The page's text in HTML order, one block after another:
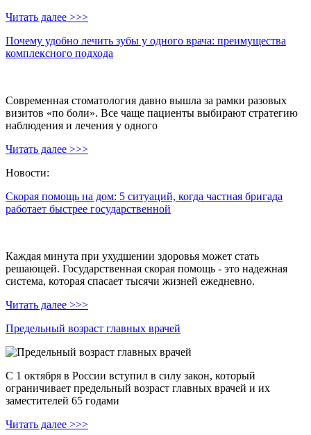
Читать далее >>>
Почему удобно лечить зубы у одного врача: преимущества
комплексного подхода
Современная стоматология давно вышла за рамки разовых
визитов «по боли». Все чаще пациенты выбирают стратегию
наблюдения и лечения у одного
Читать далее >>>
Новости:
Скорая помощь на дом: 5 ситуаций, когда частная бригада
работает быстрее государственной
Каждая минута при ухудшении здоровья может стать
решающей. Государственная скорая помощь - это надежная
система, которая спасает тысячи жизней ежедневно.
Читать далее >>>
Предельный возраст главных врачей
С 1 октября в России вступил в силу закон, который
ограничивает предельный возраст главных врачей и их
заместителей 65 годами
Читать далее >>>